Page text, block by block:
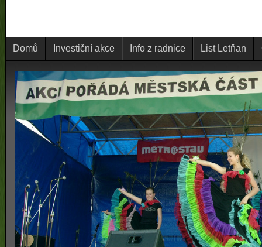
Domů Investiční akce Info z radnice List Letňan